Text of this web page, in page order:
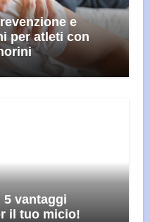
e
per atleti con
vantaggi
il tuo micio!